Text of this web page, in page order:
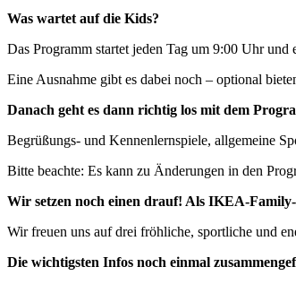
Was wartet auf die Kids?
Das Programm startet jeden Tag um 9:00 Uhr
Eine Ausnahme gibt es dabei noch – optional
Danach geht es dann richtig los mit dem
Begrüßungs- und Kennenlernspiele, allgemeine
Bitte beachte: Es kann zu Änderungen in den
Wir setzen noch einen drauf! Als IKEA-
Wir freuen uns auf drei fröhliche, sportliche und
Die wichtigsten Infos noch einmal